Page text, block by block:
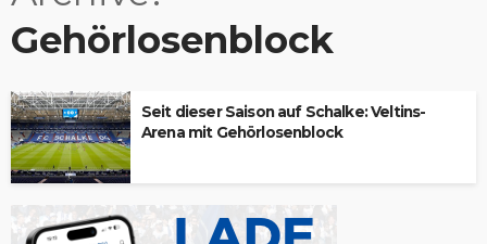
Gehörlosenblock
Seit dieser Saison auf Schalke: Veltins-
Arena mit Gehörlosenblock